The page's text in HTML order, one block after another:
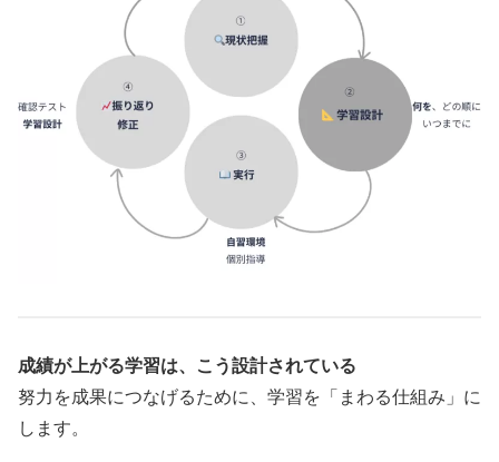
成績が上がる学習は、こう設計されている
努力を成果につなげるために、学習を「まわる仕組み」に
します。